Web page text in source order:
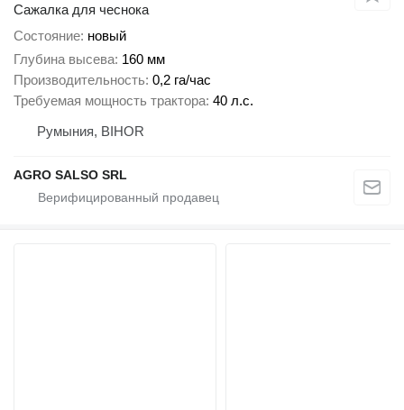
Сажалка для чеснока
Состояние новый
Глубина высева 160 мм
Производительность 0,2 га/час
Требуемая мощность трактора 40 л.с.
Румыния, BIHOR
AGRO SALSO SRL